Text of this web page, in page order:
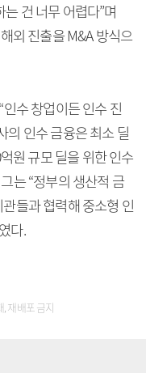
건 너무 어렵다”며
외 진출을 M&A 방식으
수 창업이든 인수 진
의 인수 금융은 최소 딜
원 규모 딜을 위한 인수
는 “정부의 생산적 금
들과 협력해 중소형 인
다.
재배포 금지